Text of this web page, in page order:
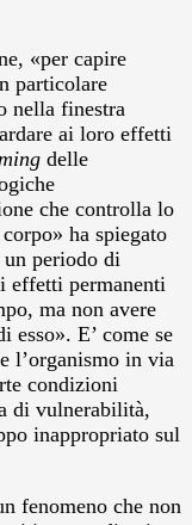
«per capire
particolare
nella finestra
ai loro effetti
delle
che controlla lo
ha spiegato
un periodo di
effetti permanenti
ma non avere
E’ come se
l’organismo in via
condizioni
di vulnerabilità,
inappropriato sul
fenomeno che non